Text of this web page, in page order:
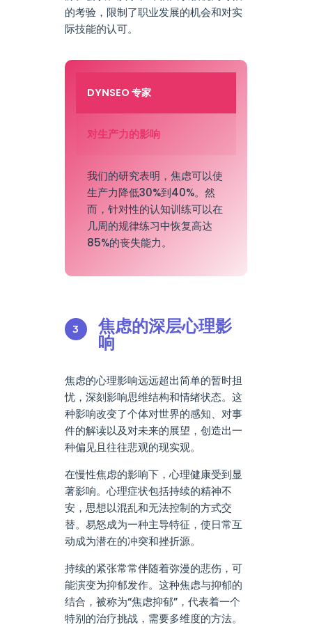
的考验，限制了职业发展的机会和对实
际技能的认可。
DYNSEO 专家
对生产力的影响
我们的研究表明，焦虑可以使
生产力降低30%到40%。然
而，针对性的认知训练可以在
几周的规律练习中恢复高达
85%的丧失能力。
焦虑的深层心理影
响
焦虑的心理影响远远超出简单的暂时担
忧，深刻影响思维结构和情绪状态。这
种影响改变了个体对世界的感知、对事
件的解读以及对未来的展望，创造出一
种偏见且往往悲观的现实观。
在慢性焦虑的影响下，心理健康受到显
著影响。心理症状包括持续的精神不
安，思想以混乱和无法控制的方式交
替。易怒成为一种主导特征，使日常互
动成为潜在的冲突和挫折源。
持续的紧张常常伴随着弥漫的悲伤，可
能演变为抑郁发作。这种焦虑与抑郁的
结合，被称为“焦虑抑郁”，代表着一个
特别的治疗挑战，需要多维度的方法。